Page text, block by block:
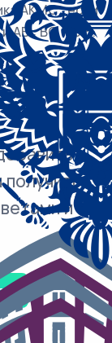
AKMC , если
AB : BC = 3:5.
в
получить
и